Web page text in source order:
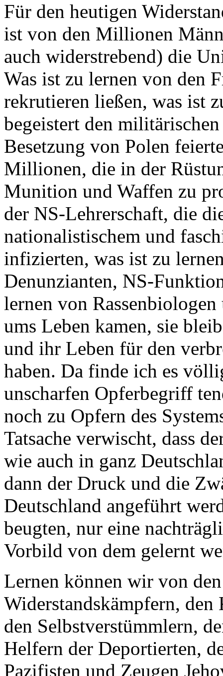
Für den heutigen
ist von den Millionen
auch widerstrebend) die
Was ist zu lernen von den
rekrutieren ließen, was ist
begeistert den
Besetzung von Polen
Millionen, die in der
Munition und Waffen zu
der NS-Lehrerschaft, die
nationalistischem und
infizierten, was ist zu
Denunzianten, NS-
lernen von
ums Leben kamen, sie
und ihr Leben für den
haben. Da finde ich es
unscharfen Opferbegriff
noch zu Opfern des
Tatsache verwischt, dass
wie auch in ganz
dann der Druck und die
Deutschland angeführt
beugten, nur eine
Vorbild von dem gelernt
Lernen können wir von
Widerstandskämpfern,
den Selbstverstümmlern,
Helfern der Deportierten,
Pazifisten und Zeugen